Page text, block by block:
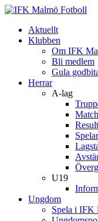
Aktuellt
Klubben
Om IFK
Bli medlem
Gula
Herrar
A-lag
U19
Ungdom
Spela i IFK